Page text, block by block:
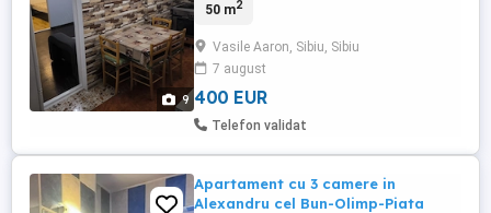
9
puteți contacta la Nr de telefon
50 m2
Vasile Aaron, Sibiu, Sibiu
7 august
400 EUR
Telefon validat
Apartament cu 3 camere in
Alexandru cel Bun-Olimp-Piata